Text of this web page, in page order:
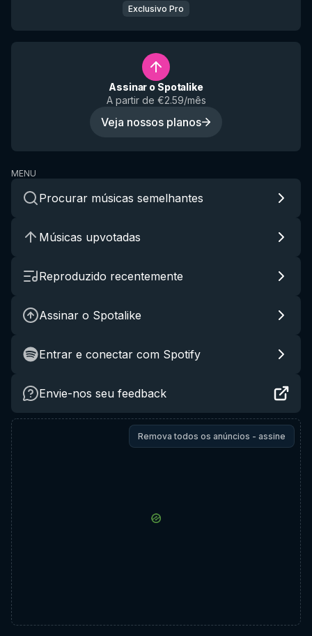
Exclusivo Pro
Assinar o Spotalike
A partir de €2.59/mês
Veja nossos planos
MENU
Procurar músicas semelhantes
Músicas upvotadas
Reproduzido recentemente
Assinar o Spotalike
Entrar e conectar com Spotify
Envie-nos seu feedback
Remova todos os anúncios - assine